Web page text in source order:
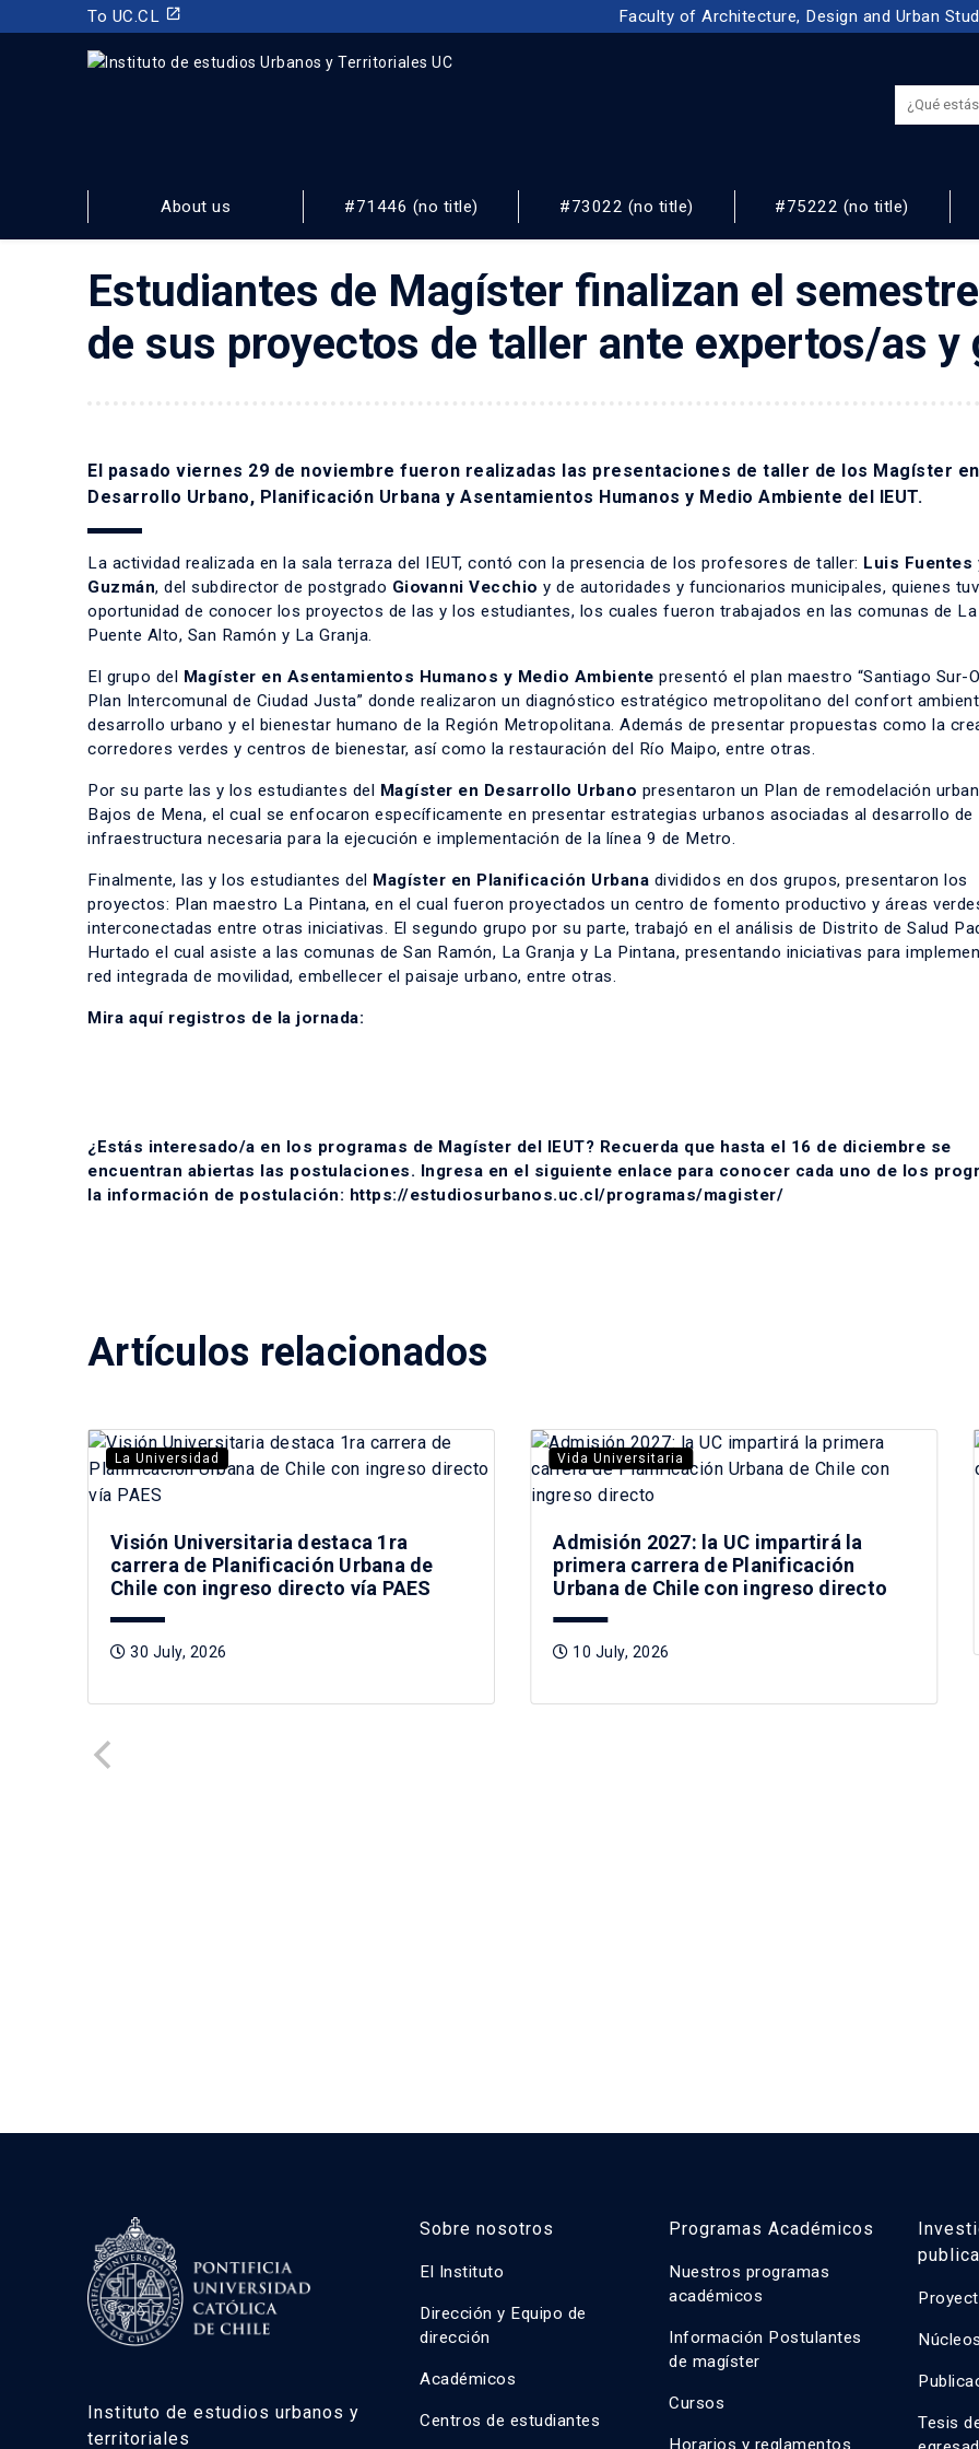
To UC.CL launch Faculty of Architecture, Design and Urban
Y TERRITORIALES
FACULTAD DE ARQUITECTURA, DISEÑO Y ESTUDIOS URBANOS
About us #71446 (no title) #73022 (no title) #75222 (no title)
Estudiantes de Magíster finalizan el
de sus proyectos de taller ante expertos/as y
El pasado viernes 29 de noviembre fueron realizadas las presentaciones de taller de los Magíster en
Desarrollo Urbano, Planificación Urbana y Asentamientos Humanos y Medio Ambiente del IEUT.
La actividad realizada en la sala terraza del IEUT, contó con la presencia de los profesores de taller: Luis Fuentes
Guzmán, del subdirector de postgrado Giovanni Vecchio y de autoridades y funcionarios municipales, quienes
oportunidad de conocer los proyectos de las y los estudiantes, los cuales fueron trabajados en las comunas de La
Puente Alto, San Ramón y La Granja.
El grupo del Magíster en Asentamientos Humanos y Medio Ambiente presentó el plan maestro “Santiago Sur-
Plan Intercomunal de​ Ciudad Justa” donde realizaron un diagnóstico estratégico metropolitano del confort
desarrollo urbano y el bienestar humano de la Región Metropolitana. Además de presentar propuestas como la
corredores verdes y centros de bienestar, así como la restauración del Río Maipo, entre otras.
Por su parte las y los estudiantes del Magíster en Desarrollo Urbano presentaron un Plan de remodelación
Bajos de Mena, el cual se enfocaron específicamente en presentar estrategias urbanos asociadas al desarrollo de
infraestructura necesaria para la ejecución e implementación de la línea 9 de Metro.
Finalmente, las y los estudiantes del Magíster en Planificación Urbana divididos en dos grupos, presentaron los
proyectos: Plan maestro La Pintana, en el cual fueron proyectados un centro de fomento productivo y áreas
interconectadas entre otras iniciativas. El segundo grupo por su parte, trabajó en el análisis de Distrito de Salud
Hurtado el cual asiste a las comunas de San Ramón, La Granja y La Pintana, presentando iniciativas para
red integrada de movilidad, embellecer el paisaje urbano, entre otras.
Mira aquí registros de la jornada:
¿Estás interesado/a en los programas de Magíster del IEUT? Recuerda que hasta el 16 de diciembre se
encuentran abiertas las postulaciones. Ingresa en el siguiente enlace para conocer cada uno de los
la información de postulación: https://estudiosurbanos.uc.cl/programas/magister/
Artículos relacionados
La Universidad
Visión Universitaria destaca 1ra
carrera de Planificación Urbana de
Chile con ingreso directo vía PAES
30 July, 2026
Vida Universitaria
Admisión 2027: la UC impartirá la
primera carrera de Planificación
Urbana de Chile con ingreso directo
10 July, 2026
Instituto de estudios urbanos y
territoriales
Sobre nosotros
El Instituto
Dirección y Equipo de
dirección
Académicos
Centros de estudiantes
Programas Académicos
Nuestros programas
académicos
Información Postulantes
de magíster
Cursos
Horarios y reglamentos
Tesis